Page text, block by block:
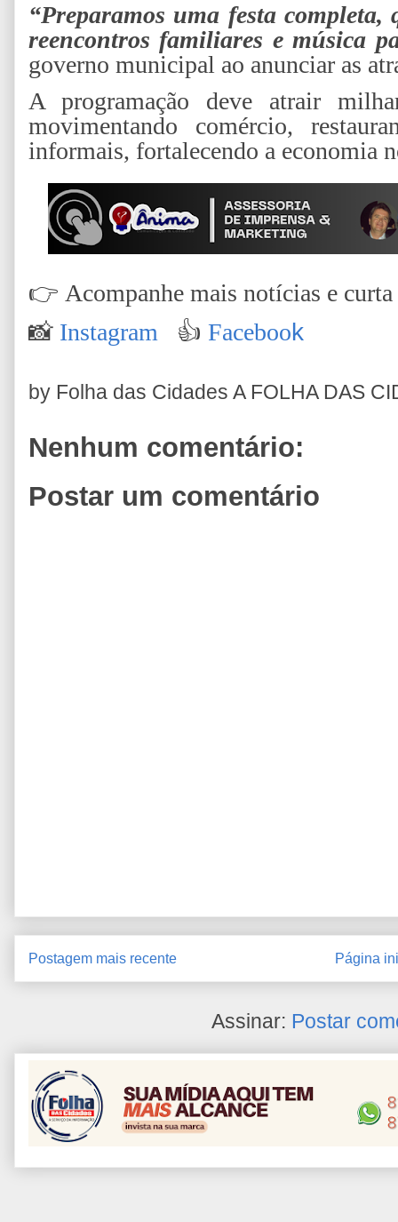
“Preparamos uma festa
reencontros familiares e música
governo municipal ao anunciar as
A programação deve atrair
movimentando comércio,
informais, fortalecendo a economia
👉 Acompanhe mais notícias e curta
📸 Instagram 👍 Facebook
by Folha das Cidades A FOLHA DAS
Nenhum comentário:
Postar um comentário
Postagem mais recente Página
Assinar: Postar